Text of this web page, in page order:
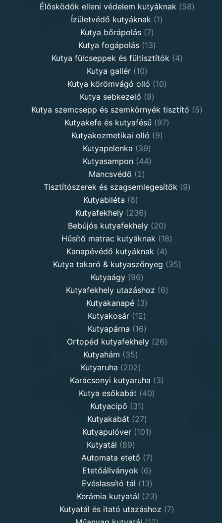
products
Élősködők elleni védelem kutyáknak 5858
Ízületvédő kutyáknak 11
Kutya bőrápolás 77
products
Kutya fogápolás 1313
products
Kutya fülcseppek és fültisztítók 44
Kutya gallér 1010
products
Kutya körömvágó olló 1010
Kutya sebkezelő 99
products
Kutya szemcsepp és szemkörnyék tisztító 55
Kutyakefe és kutyafésű 9797
Kutyakozmetikai olló 99
Kutyapelenka 3939
products
Kutyasampon 4444
Mancsvédő 22
products
Tisztítószerek és szagsemlegesítők 99
Kutyabiléta 88
products
Kutyafekhely 236236
products
Bebújós kutyafekhely 2020
products
Hűsítő matrac kutyáknak 1818
Kanapévédő kutyáknak 44
products
Kutya takaró & kutyaszőnyeg 3535
Kutyaágy 9696
products
Kutyafekhely utazáshoz 66
Kutyakanapé 33
products
Kutyakosár 1212
products
Kutyapárna 1616
products
Ortopéd kutyafekhely 2626
Kutyahám 3535
products
Kutyaruha 202202
products
Karácsonyi kutyaruha 33
Kutya esőkabát 4040
Kutyacipő 3131
products
Kutyakabát 2727
products
Kutyapulóver 101101
Kutyatál 8989
products
Automata etető 77
products
Etetőállványok 66
products
Evéslassító tál 1313
products
Kerámia kutyatál 2323
products
Kutyatál és itató utazáshoz 77